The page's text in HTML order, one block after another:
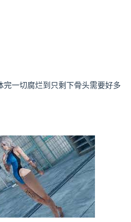
完一切腐烂到只剩下骨头需要好多